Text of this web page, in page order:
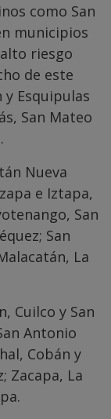
como San
municipios
riesgo
de este
Esquipulas
San Mateo
Nueva
e Iztapa,
San
San
La
Cuilco y San
Antonio
Cobán y
Zacapa, La